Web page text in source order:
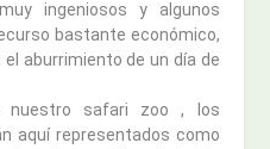
ingeniosos y algunos
bastante económico,
aburrimiento de un día de
nuestro safari zoo , los
aquí representados como